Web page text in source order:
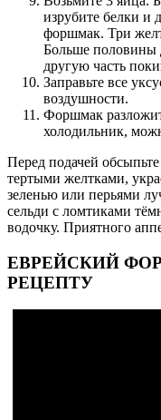
изрубите белки и
форшмак. Три
Больше половины
другую часть
Заправьте все
воздушности.
Форшмак
холодильник,
Перед подачей
тертыми желтками,
зеленью или перьями
сельди с ломтиками
водочку. Приятного
ЕВРЕЙСКИЙ
РЕЦЕПТУ